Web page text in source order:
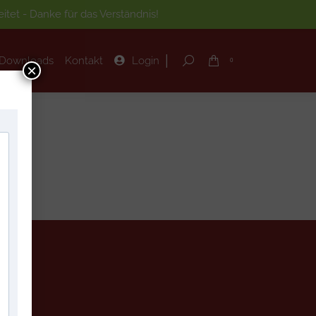
Downloads Kontakt Login Search: 0
- Danke für das Verständnis!
×